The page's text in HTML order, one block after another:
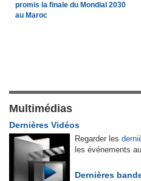
promis la finale du Mondial 2030
au Maroc
Multimédias
Dernières Vidéos
Regarder les
les événements
Dernières